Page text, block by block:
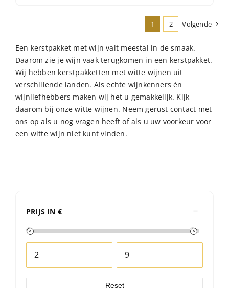
1 2 Volgende
Een kerstpakket met wijn valt meestal in de smaak.
Daarom zie je wijn vaak terugkomen in een kerstpakket.
Wij hebben kerstpakketten met witte wijnen uit
verschillende landen. Als echte wijnkenners én
wijnliefhebbers maken wij het u gemakkelijk. Kijk
daarom bij onze witte wijnen. Neem gerust contact met
ons op als u nog vragen heeft of als u uw voorkeur voor
een witte wijn niet kunt vinden.
PRIJS IN €
Reset